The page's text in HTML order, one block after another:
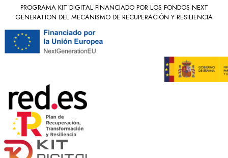
PROGRAMA KIT DIGITAL FINANCIADO POR LOS FONDOS NEXT
GENERATION DEL MECANISMO DE RECUPERACIÓN Y RESILIENCIA